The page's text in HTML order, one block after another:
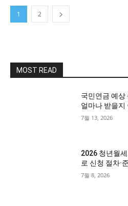
1 2
MOST READ
국민연금 예상
얼마나 받을지
7월 13, 2026
2026 청년월
로 신청 절차·
7월 8, 2026